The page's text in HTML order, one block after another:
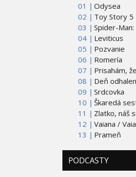
01 | Odysea
02 | Toy Story 5
03 | Spider-
04 | Leviticus
05 | Pozvanie
06 | Romería
07 | Prisahám,
08 | Deň
09 | Srdcovka
10 | Škaredá
11 | Zlatko, náš
12 | Vaiana /
13 | Prameň
PODCASTY